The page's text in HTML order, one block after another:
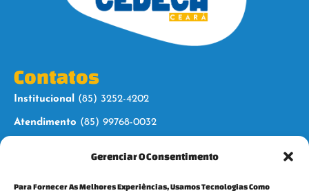
Gerenciar O Consentimento
Para Fornecer As Melhores Experiências, Usamos Tecnologias Como
Contatos
Institucional (85) 3252-4202
Atendimento (85) 99768-0032
Siga-nos